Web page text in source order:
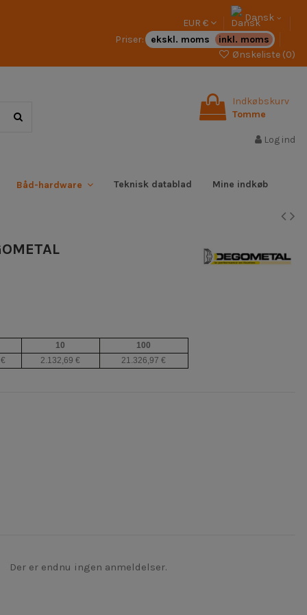
EUR €
Dansk
Priser:
ekskl. moms
inkl. moms
Ønskeliste (0)
Indkøbskurv
Tomme
Log ind
Båd-hardware Teknisk datablad Mine indkøb
10 100
2.132,69 € 21.326,97 €
Der er endnu ingen anmeldelser.